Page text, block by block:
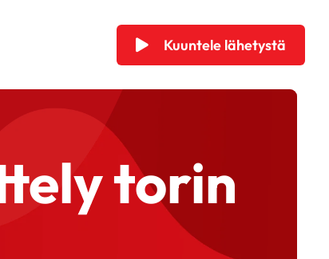
Kuuntele lähetystä
torin